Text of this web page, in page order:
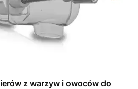
z warzyw i owoców do